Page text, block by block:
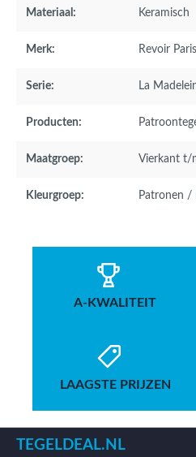
Materiaal: Keramisch
Merk: Revoir Paris
Serie: La
Producten:
Maatgroep: Vierkant t/
Kleurgroep: Patronen /
A-KWALITEIT
LAAGSTE PRIJZEN
TEGELDEAL.NL